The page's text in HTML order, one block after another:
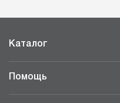
Каталог
Помощь